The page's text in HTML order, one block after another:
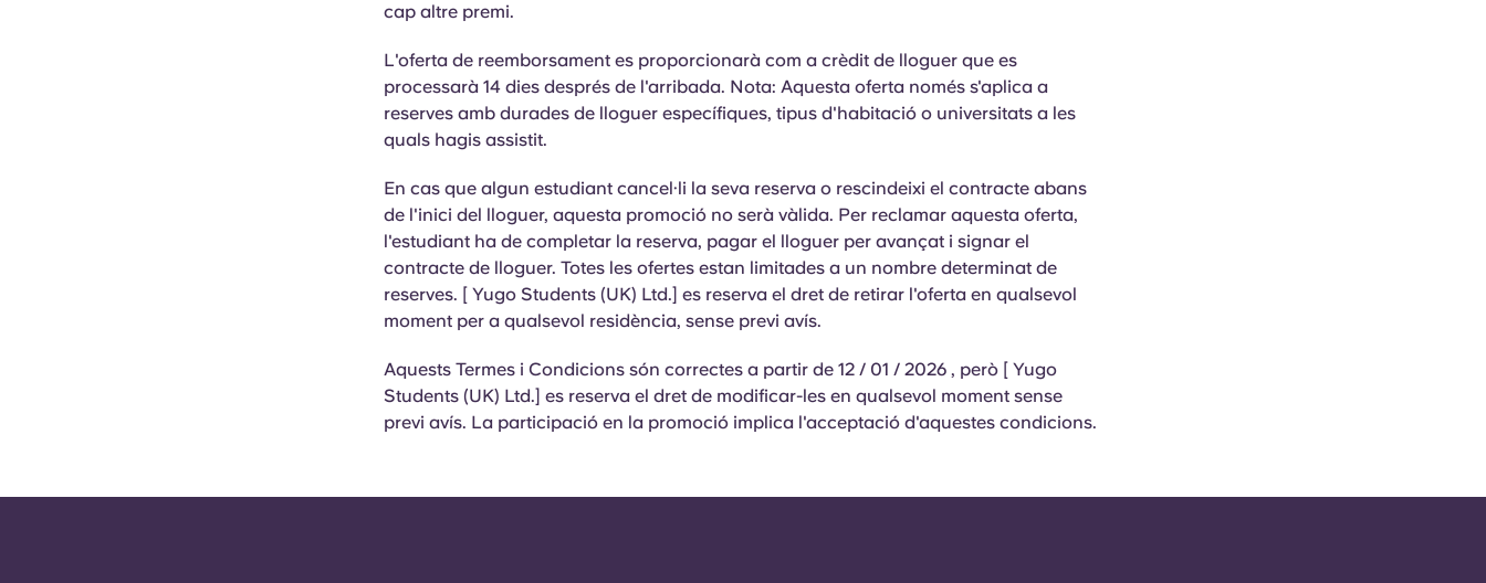
cap altre premi.
L'oferta de reemborsament es proporcionarà com a crèdit de lloguer que es
processarà 14 dies després de l'arribada. Nota: Aquesta oferta només s'aplica a
reserves amb durades de lloguer específiques, tipus d'habitació o universitats a les
quals hagis assistit.
En cas que algun estudiant cancel·li la seva reserva o rescindeixi el contracte abans
de l'inici del lloguer, aquesta promoció no serà vàlida. Per reclamar aquesta oferta,
l'estudiant ha de completar la reserva, pagar el lloguer per avançat i signar el
contracte de lloguer. Totes les ofertes estan limitades a un nombre determinat de
reserves. [ Yugo Students (UK) Ltd.] es reserva el dret de retirar l'oferta en qualsevol
moment per a qualsevol residència, sense previ avís.
Aquests Termes i Condicions són correctes a partir de 12 / 01 / 2026 , però [ Yugo
Students (UK) Ltd.] es reserva el dret de modificar-les en qualsevol moment sense
previ avís. La participació en la promoció implica l'acceptació d'aquestes condicions.